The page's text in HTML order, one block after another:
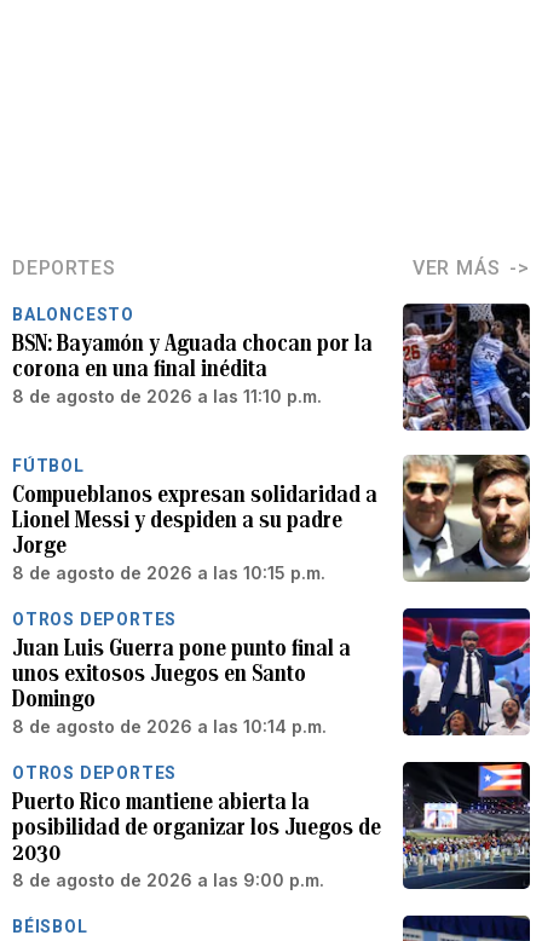
DEPORTES VER MÁS
BALONCESTO
BSN: Bayamón y Aguada chocan por la
corona en una final inédita
8 de agosto de 2026 a las 11:10 p.m.
FÚTBOL
Compueblanos expresan solidaridad a
Lionel Messi y despiden a su padre
Jorge
8 de agosto de 2026 a las 10:15 p.m.
OTROS DEPORTES
Juan Luis Guerra pone punto final a
unos exitosos Juegos en Santo
Domingo
8 de agosto de 2026 a las 10:14 p.m.
OTROS DEPORTES
Puerto Rico mantiene abierta la
posibilidad de organizar los Juegos de
2030
8 de agosto de 2026 a las 9:00 p.m.
BÉISBOL